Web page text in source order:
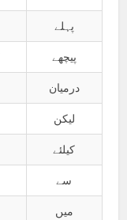
پہلے
پیچھے
درمیان
لیکن
کیلئے
سے
میں